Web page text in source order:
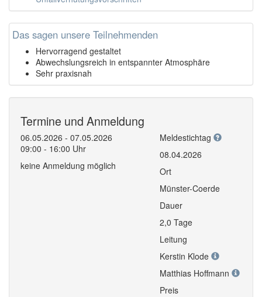
Das sagen unsere Teilnehmenden
Hervorragend gestaltet
Abwechslungsreich in entspannter Atmosphäre
Sehr praxisnah
Termine und Anmeldung
06.05.2026 - 07.05.2026
09:00 - 16:00 Uhr
keine Anmeldung möglich
Meldestichtag
08.04.2026
Ort
Münster-Coerde
Dauer
2,0 Tage
Leitung
Kerstin Klode
Matthias Hoffmann
Preis